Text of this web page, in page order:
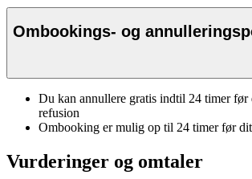
Ombookings- og
Du kan annullere gratis indtil 24 timer før
refusion
Ombooking er mulig op til 24 timer før
Vurderinger og omtaler